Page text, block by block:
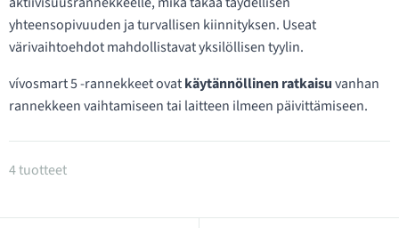
yhteensopivuuden ja turvallisen kiinnityksen. Useat
värivaihtoehdot mahdollistavat yksilöllisen tyylin.
vívosmart 5 -rannekkeet ovatkäytännöllinen ratkaisuvanhan
rannekkeen vaihtamiseen tai laitteen ilmeen päivittämiseen.
Tuotteet kategoriassa vivosmart 5 kellonauhat
4 tuotteet